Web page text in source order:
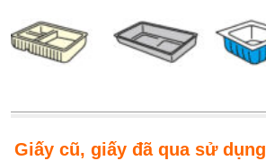
Giấy cũ, giấy đã qua sử dụng